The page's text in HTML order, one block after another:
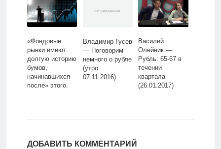
«Фондовые
рынки имеют
долгую историю
бумов,
начинавшихся
после» этого.
Владимир Гусев
— Поговорим
немного о рубле
(утро
07.11.2016)
Василий
Олейник —
Рубль: 65-67 в
течении
квартала
(26.01.2017)
ДОБАВИТЬ КОММЕНТАРИЙ